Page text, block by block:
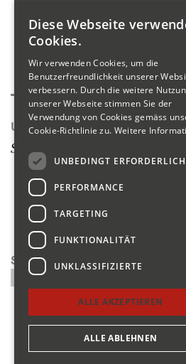
Shop
Produktkatalog
Unsere Seiten
Suchen
Menzihuus, Panoramastrasse
+41 (0)55 614 64 14,
Diese Webseite
Cookies.
Wir verwenden Cookies, um die
Benutzerfreundlichkeit unserer
verbessern. Durch die weitere
unserer Webseite stimmen Sie der
Verwendung von Cookies gemäss
Cookie-Richtlinie zu. Weitere
UNBEDINGT ERFORDERLICH
PERFORMANCE
TARGETING
FUNKTIONALITÄT
UNKLASSIFIZIERTE
ALLE AKZEPTIEREN
ALLE ABLEHNEN